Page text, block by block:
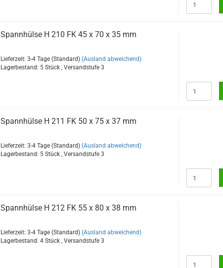
Spannhülse H 210 FK 45 x 70 x 35 mm
Lieferzeit: 3-4 Tage (Standard) (Ausland abweichend)
Lagerbestand: 5 Stück , Versandstufe 3
Spannhülse H 211 FK 50 x 75 x 37 mm
Lieferzeit: 3-4 Tage (Standard) (Ausland abweichend)
Lagerbestand: 5 Stück , Versandstufe 3
Spannhülse H 212 FK 55 x 80 x 38 mm
Lieferzeit: 3-4 Tage (Standard) (Ausland abweichend)
Lagerbestand: 4 Stück , Versandstufe 3